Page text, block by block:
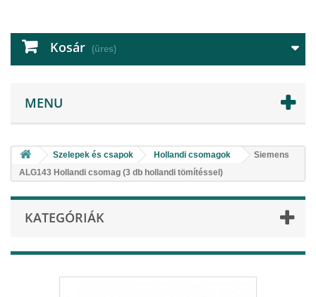
Kosár (üres)
MENU
Szelepek és csapok Hollandi csomagok
Siemens
ALG143 Hollandi csomag (3 db hollandi tömítéssel)
KATEGÓRIÁK